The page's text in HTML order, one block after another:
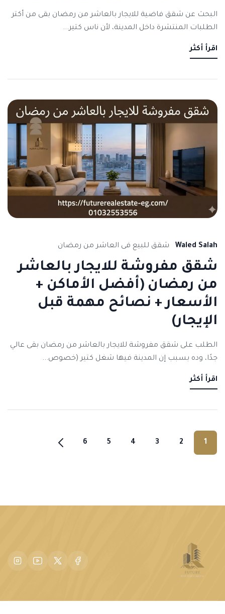
البحث عن شقق فاضية للايجار بالعاشر من رمضان بقى من أكتر
الطلبات المنتشرة داخل المدينة، لأن ناس كتير...
اقرأ أكثر
Waled Salah شقق للبيع فى العاشر من رمضان
شقق مفروشة للايجار بالعاشر
من رمضان (أفضل الأماكن +
الأسعار + نصائح مهمة قبل
الإيجار)
الطلب على شقق مفروشة للايجار بالعاشر من رمضان بقى عالي
جدًا، وده بسبب إن المدينة فيها شغل كتير (خصوص...
اقرأ أكثر
1
2
3
4
5
6